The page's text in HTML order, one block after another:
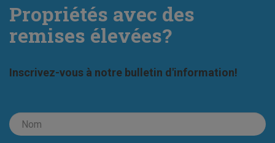
Propriétés avec des
remises élevées?
Inscrivez-vous à notre bulletin d'information!